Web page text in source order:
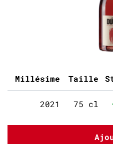
Millésime Taille
2021 75 cl